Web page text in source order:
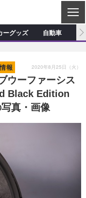
C
L
S
E
ショップ訪問記
デモカー製作記
タマイズ新製品情報
ーグッズ新製品情報
ーグッズ 自動車
ウーファーシス
Black Edition
真・画像
報 2020年8月25日（火）